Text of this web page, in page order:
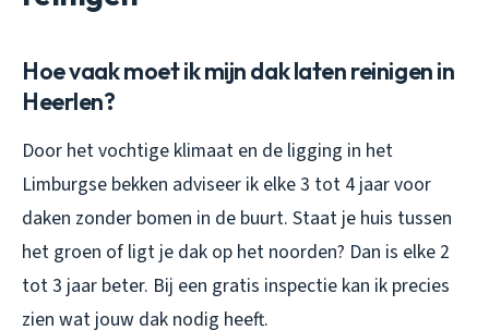
Hoe vaak moet ik mijn dak laten reinigen in
Heerlen?
Door het vochtige klimaat en de ligging in het
Limburgse bekken adviseer ik elke 3 tot 4 jaar voor
daken zonder bomen in de buurt. Staat je huis tussen
het groen of ligt je dak op het noorden? Dan is elke 2
tot 3 jaar beter. Bij een gratis inspectie kan ik precies
zien wat jouw dak nodig heeft.